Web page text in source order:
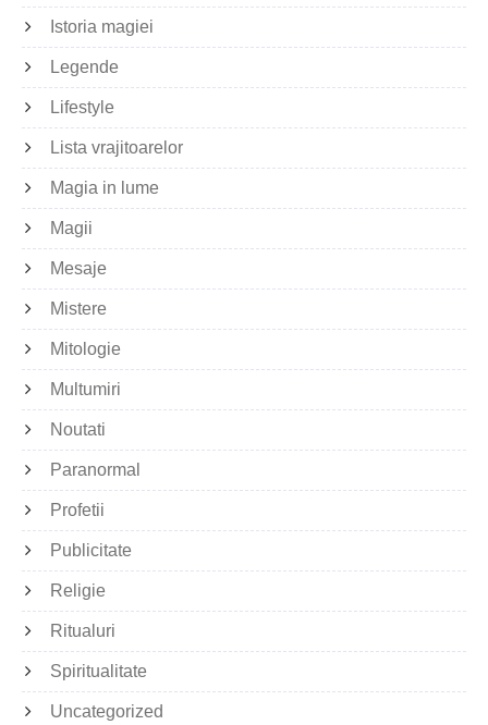
Istoria magiei
Legende
Lifestyle
Lista vrajitoarelor
Magia in lume
Magii
Mesaje
Mistere
Mitologie
Multumiri
Noutati
Paranormal
Profetii
Publicitate
Religie
Ritualuri
Spiritualitate
Uncategorized